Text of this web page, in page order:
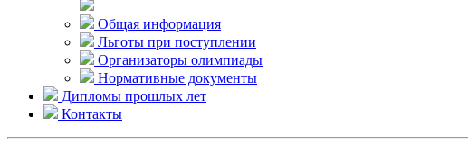
Общая информация
Льготы при поступлении
Организаторы олимпиады
Нормативные документы
Дипломы прошлых лет
Контакты